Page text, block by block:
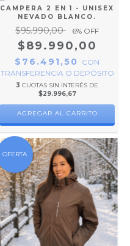
CAMPERA 2 EN 1 - UNISEX
NEVADO BLANCO.
$95.990,00 6% OFF
$89.990,00
$76.491,50
CON
TRANSFERENCIA O DEPÓSITO
3 CUOTAS SIN INTERÉS DE
$29.996,67
AGREGAR AL CARRITO
OFERTA